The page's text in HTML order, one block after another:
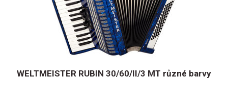
WELTMEISTER RUBIN 30/60/II/3 MT různé barvy